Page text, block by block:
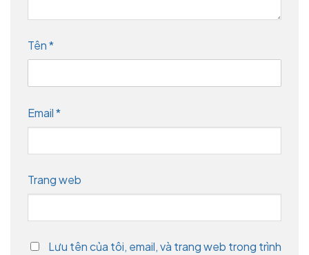
Tên*
Email*
Trang web
Lưu tên của tôi, email, và trang web trong trình